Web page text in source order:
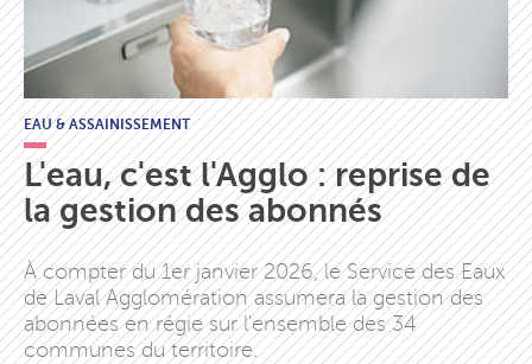
EAU & ASSAINISSEMENT
L'eau, c'est l'Agglo : reprise de
la gestion des abonnés
À compter du 1er janvier 2026, le Service des Eaux
de Laval Agglomération assumera la gestion des
abonnées en régie sur l'ensemble des 34
communes du territoire.